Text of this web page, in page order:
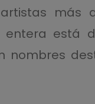
más
entera está
nombres